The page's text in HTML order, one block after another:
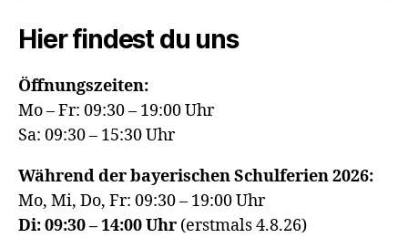
Hier findest du uns
Öffnungszeiten:
Mo – Fr: 09:30 – 19:00 Uhr
Sa: 09:30 – 15:30 Uhr
Während der bayerischen Schulferien 2026:
Mo, Mi, Do, Fr: 09:30 – 19:00 Uhr
Di: 09:30 – 14:00 Uhr (erstmals 4.8.26)